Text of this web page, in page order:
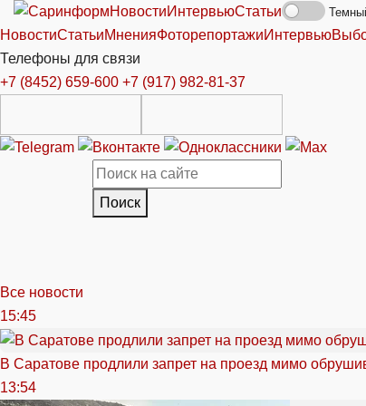
НовостиИнтервьюСтатьи
НовостиСтатьиМненияФоторепортажиИнтервью
Телефоны для связи
+7 (8452) 659-600 +7 (917) 982-81-37
Поиск
Все новости
15:45
В Саратове продлили запрет на проезд мимо
13:54